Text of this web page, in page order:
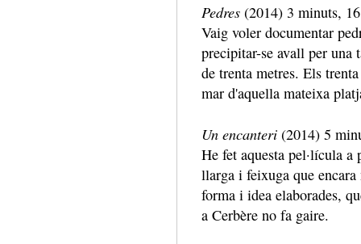
Pedres (2014) 3 minuts,
Vaig voler documentar
precipitar-se avall per una
de trenta metres. Els
mar d'aquella mateixa
Un encanteri (2014) 5
He fet aquesta pel·lícula
llarga i feixuga que
forma i idea elaborades,
a Cerbère no fa gaire.